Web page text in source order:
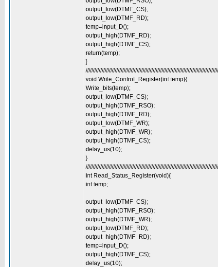
output_low(DTMF_CS);
output_low(DTMF_RD);
temp=input_D();
output_high(DTMF_RD);
output_high(DTMF_CS);
return(temp);
}
void Write_Control_Register(int temp){
Write_bits(temp);
output_low(DTMF_CS);
output_high(DTMF_RSO);
output_high(DTMF_RD);
output_low(DTMF_WR);
output_high(DTMF_WR);
output_high(DTMF_CS);
delay_us(10);
}
int Read_Status_Register(void){
int temp;
output_low(DTMF_CS);
output_high(DTMF_RSO);
output_high(DTMF_WR);
output_low(DTMF_RD);
output_high(DTMF_RD);
temp=input_D();
output_high(DTMF_CS);
delay_us(10);